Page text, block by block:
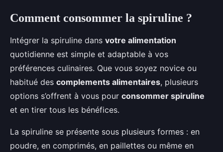
Comment consommer la spiruline ?
Intégrer la spiruline dans votre alimentation
quotidienne est simple et adaptable à vos
préférences culinaires. Que vous soyez novice ou
habitué des complements alimentaires, plusieurs
options s’offrent à vous pour consommer spiruline
et en tirer tous les bénéfices.
La spiruline se présente sous plusieurs formes : en
poudre, en comprimés, en paillettes ou même en